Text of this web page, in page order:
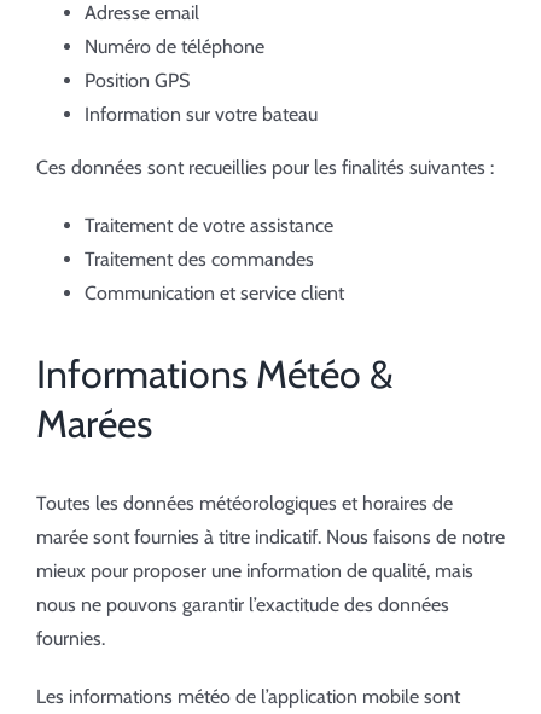
Adresse email
Numéro de téléphone
Position GPS
Information sur votre bateau
Ces données sont recueillies pour les finalités suivantes :
Traitement de votre assistance
Traitement des commandes
Communication et service client
Informations Météo &
Marées
Toutes les données météorologiques et horaires de
marée sont fournies à titre indicatif. Nous faisons de notre
mieux pour proposer une information de qualité, mais
nous ne pouvons garantir l’exactitude des données
fournies.
Les informations météo de l’application mobile sont